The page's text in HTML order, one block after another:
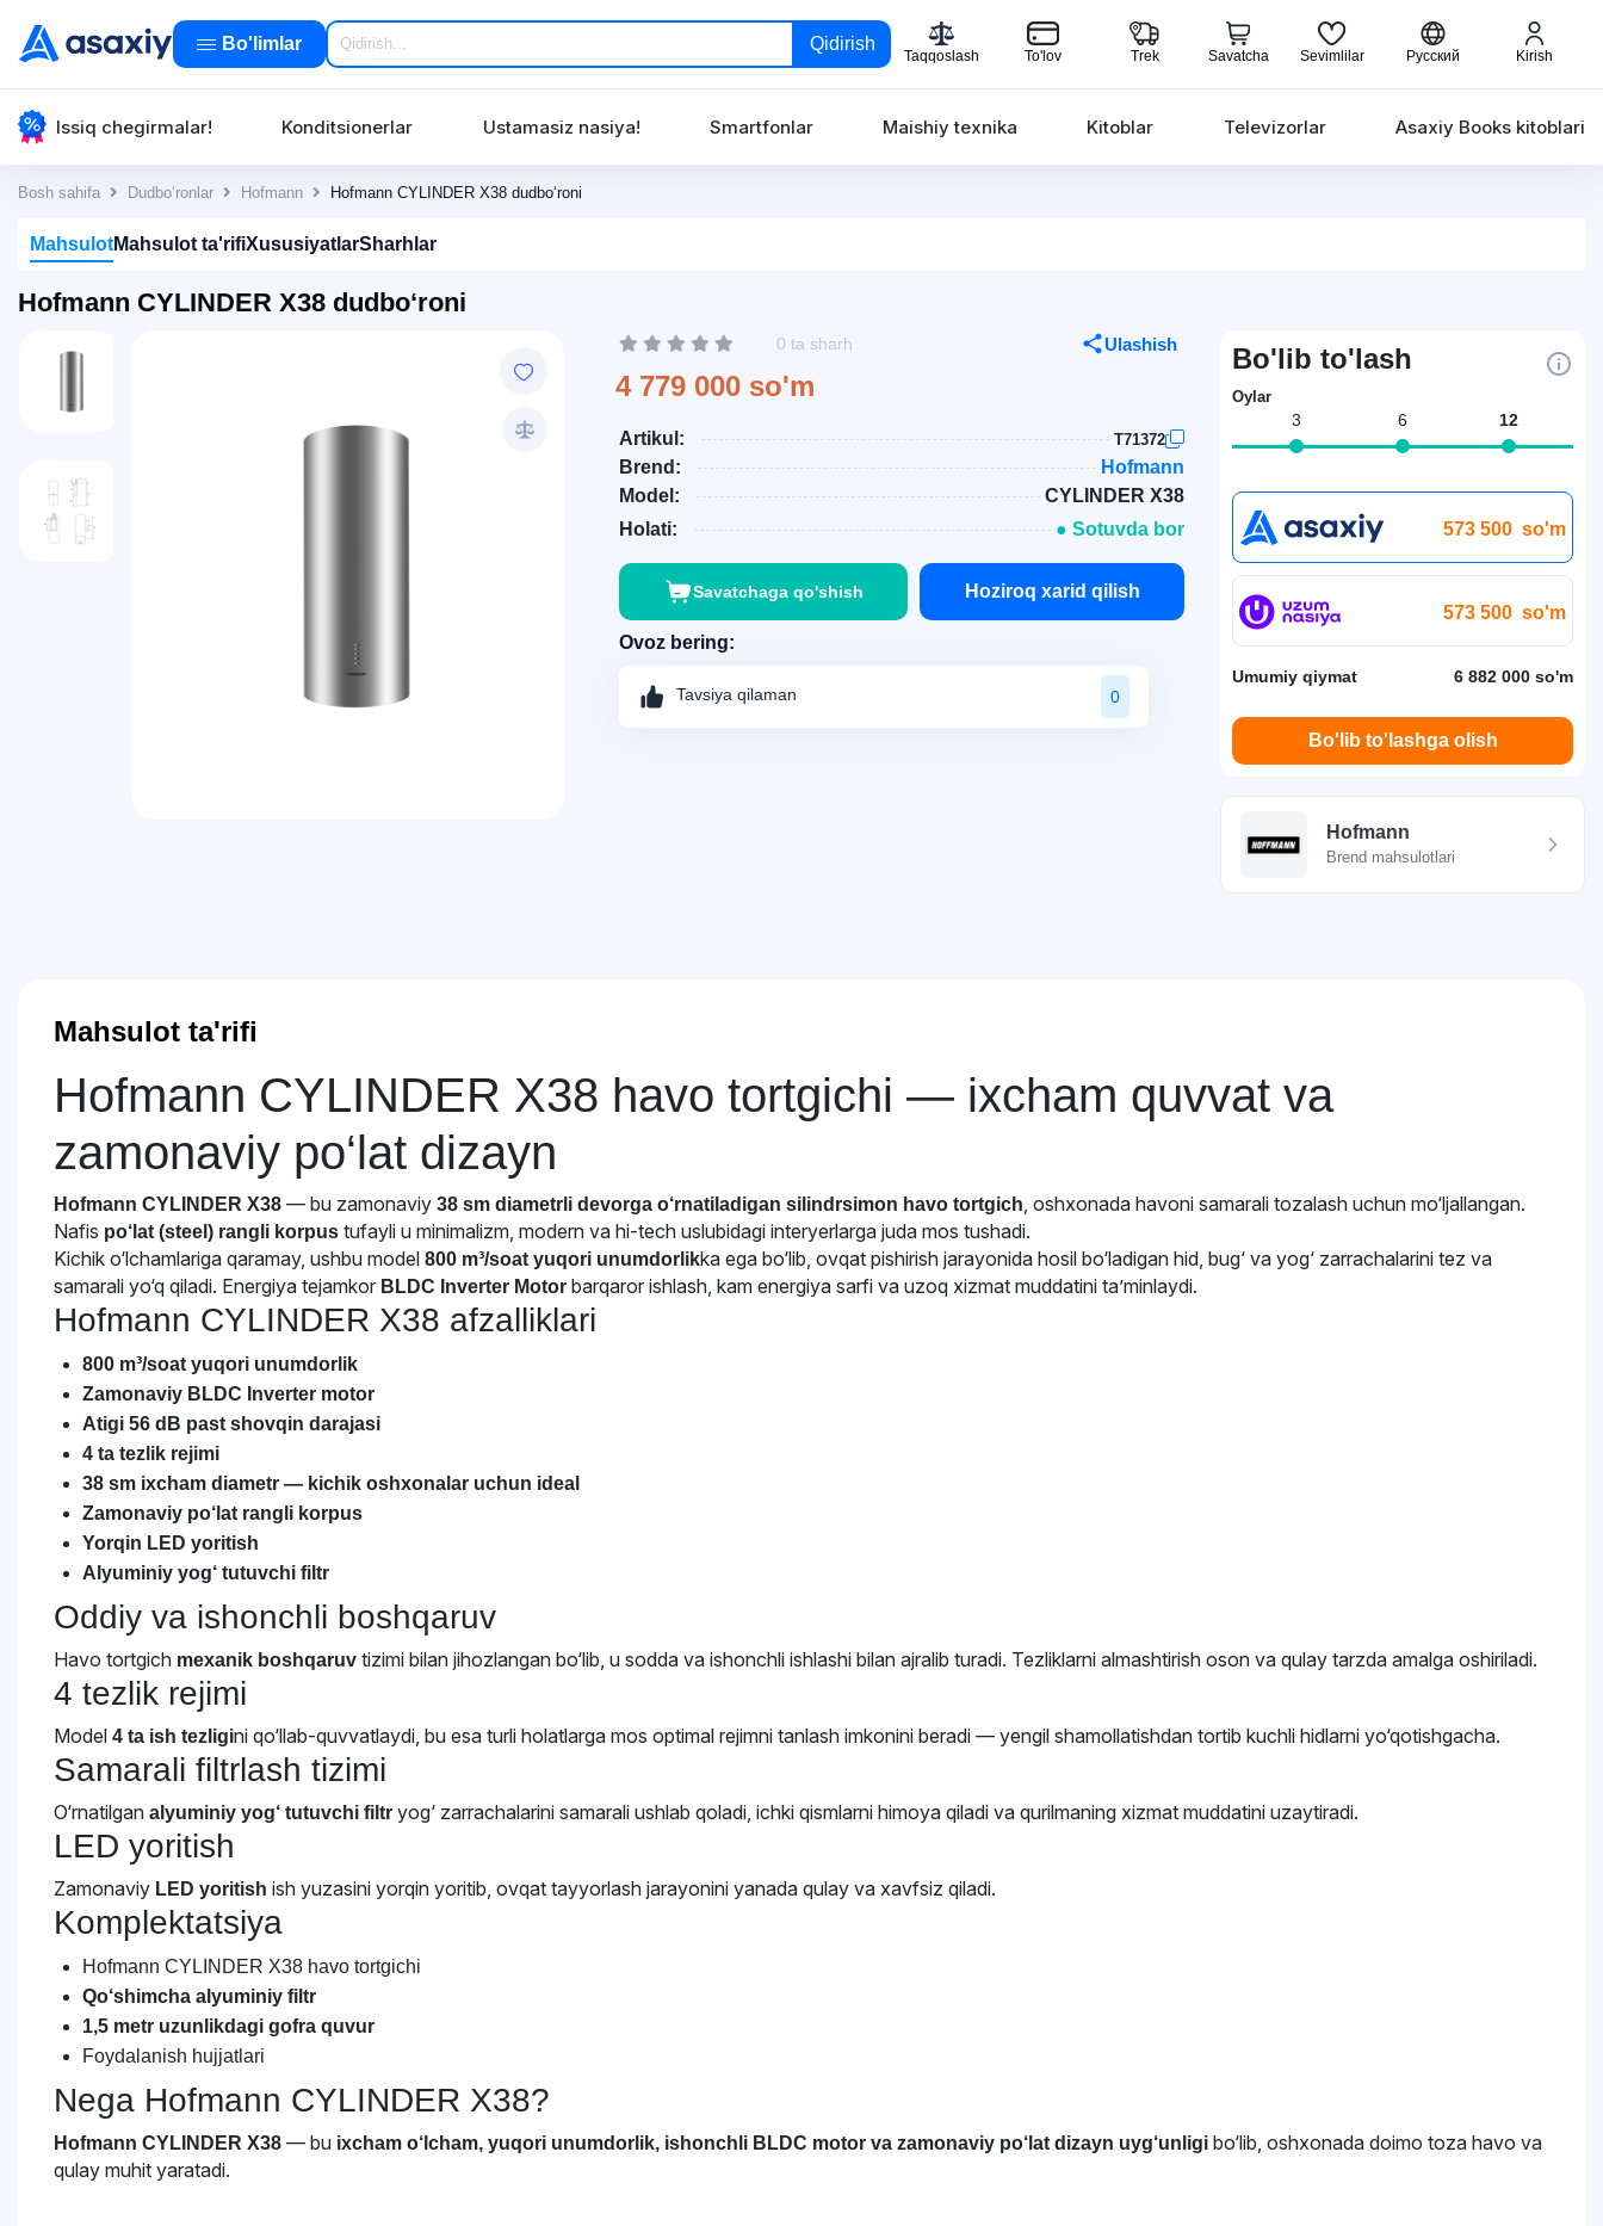
Bo'limlar Qidirish
Taqqoslash To'lov Trek Savatcha Sevimlilar Русский Kirish
Issiq chegirmalar! Konditsionerlar Ustamasiz nasiya! Smartfonlar Maishiy texnika Kitoblar Televizorlar Asaxiy Books kitoblari
Bosh sahifa Dudbo‘ronlar Hofmann Hofmann CYLINDER X38 dudbo‘roni
MahsulotMahsulot ta'rifiXususiyatlarSharhlar
Hofmann CYLINDER X38 dudbo‘roni
0 ta sharh Ulashish
4 779 000 so'm
Artikul: T71372
Brend:
Hofmann
Model:
CYLINDER X38
Holati:
● Sotuvda bor
Savatchaga qo'shish Hoziroq xarid qilish
Ovoz bering:
Tavsiya qilaman 0
Bo'lib to'lash
Oylar
3 6 12
573 500 so'm
573 500 so'm
Umumiy qiymat 6 882 000 so'm
Bo'lib to'lashga olish
Hofmann
Brend mahsulotlari
Mahsulot ta'rifi
Hofmann CYLINDER X38 havo tortgichi — ixcham quvvat va
zamonaviy po‘lat dizayn
Hofmann CYLINDER X38 — bu zamonaviy 38 sm diametrli devorga o‘rnatiladigan silindrsimon havo tortgich, oshxonada havoni samarali tozalash uchun mo‘ljallangan.
Nafis po‘lat (steel) rangli korpus tufayli u minimalizm, modern va hi-tech uslubidagi interyerlarga juda mos tushadi.
Kichik o‘lchamlariga qaramay, ushbu model 800 m³/soat yuqori unumdorlikka ega bo‘lib, ovqat pishirish jarayonida hosil bo‘ladigan hid, bug‘ va yog‘ zarrachalarini tez va
samarali yo‘q qiladi. Energiya tejamkor BLDC Inverter Motor barqaror ishlash, kam energiya sarfi va uzoq xizmat muddatini ta’minlaydi.
Hofmann CYLINDER X38 afzalliklari
800 m³/soat yuqori unumdorlik
Zamonaviy BLDC Inverter motor
Atigi 56 dB past shovqin darajasi
4 ta tezlik rejimi
38 sm ixcham diametr — kichik oshxonalar uchun ideal
Zamonaviy po‘lat rangli korpus
Yorqin LED yoritish
Alyuminiy yog‘ tutuvchi filtr
Oddiy va ishonchli boshqaruv
Havo tortgich mexanik boshqaruv tizimi bilan jihozlangan bo‘lib, u sodda va ishonchli ishlashi bilan ajralib turadi. Tezliklarni almashtirish oson va qulay tarzda amalga oshiriladi.
4 tezlik rejimi
Model 4 ta ish tezligini qo‘llab-quvvatlaydi, bu esa turli holatlarga mos optimal rejimni tanlash imkonini beradi — yengil shamollatishdan tortib kuchli hidlarni yo‘qotishgacha.
Samarali filtrlash tizimi
O‘rnatilgan alyuminiy yog‘ tutuvchi filtr yog‘ zarrachalarini samarali ushlab qoladi, ichki qismlarni himoya qiladi va qurilmaning xizmat muddatini uzaytiradi.
LED yoritish
Zamonaviy LED yoritish ish yuzasini yorqin yoritib, ovqat tayyorlash jarayonini yanada qulay va xavfsiz qiladi.
Komplektatsiya
Hofmann CYLINDER X38 havo tortgichi
Qo‘shimcha alyuminiy filtr
1,5 metr uzunlikdagi gofra quvur
Foydalanish hujjatlari
Nega Hofmann CYLINDER X38?
Hofmann CYLINDER X38 — bu ixcham o‘lcham, yuqori unumdorlik, ishonchli BLDC motor va zamonaviy po‘lat dizayn uyg‘unligi bo‘lib, oshxonada doimo toza havo va
qulay muhit yaratadi.